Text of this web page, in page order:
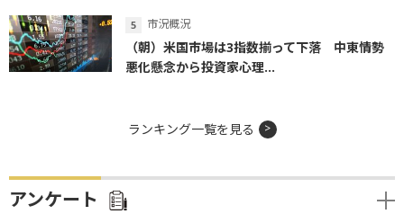
市況概況
（朝）米国市場は3指数揃って下落 中東情勢
悪化懸念から投資家心理...
ランキング一覧を見る
アンケート